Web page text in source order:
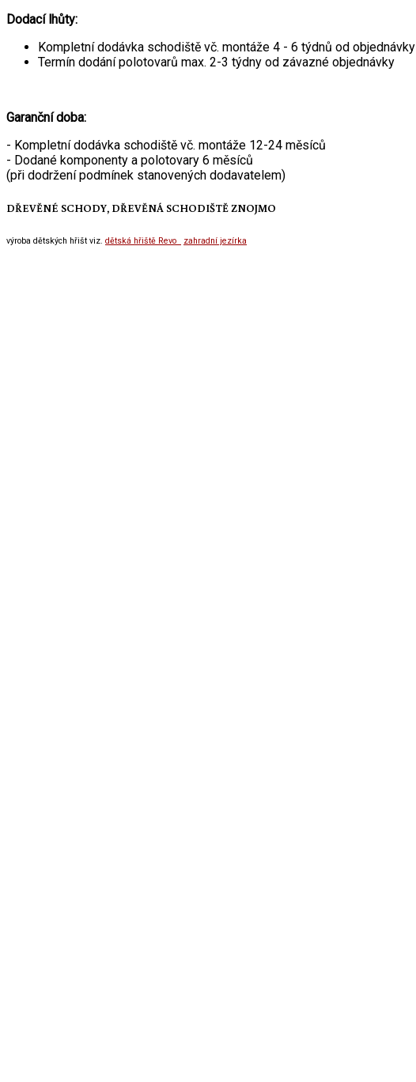
Dodací lhůty:
Kompletní dodávka schodiště vč. montáže 4 - 6 týdnů od objednávky
Termín dodání polotovarů max. 2-3 týdny od závazné objednávky
Garanční doba:
- Kompletní dodávka schodiště vč. montáže 12-24 měsíců
- Dodané komponenty a polotovary 6 měsíců
(při dodržení podmínek stanovených dodavatelem)
DŘEVĚNÉ SCHODY, DŘEVĚNÁ SCHODIŠTĚ ZNOJMO
výroba dětských hřišt viz. dětská hřiště Revo zahradní jezírka